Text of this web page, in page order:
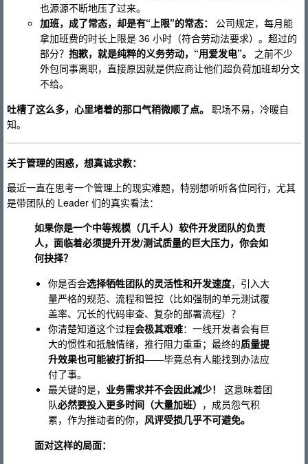
也源源不断地压了过来。
加班，成了常态，却是有“上限”的常态：
公司规定，每月能
拿加班费的时长上限是 36 小时（符合劳动法要求）。超过的
部分？ 抱歉，就是纯粹的义务劳动，“用爱发电”。
之前不少
外包同事离职，直接原因就是供应商让他们超负荷加班却分文
不给。
吐槽了这么多，心里堵着的那口气稍微顺了点。 职场不易，冷暖自
知。
关于管理的困惑，想真诚求教：
最近一直在思考一个管理上的现实难题，特别想听听各位同行，尤其
是带团队的 Leader 们的真实看法：
如果你是一个中等规模（几千人）软件开发团队的负责
人，面临着必须提升开发/测试质量的巨大压力，你会如
何抉择？
你是否会选择牺牲团队的灵活性和开发速度，引入大
量严格的规范、流程和管控（比如强制的单元测试覆
盖率、冗长的代码审查、复杂的部署流程）？
你清楚知道这个过程会极其艰难：一线开发者会有巨
大的惯性和抵触情绪，推行阻力重重；最终的质量提
升效果也可能被打折扣——毕竟总有人能找到办法应
付了事。
最关键的是， 业务需求并不会因此减少！
这意味着团
队必然要投入更多时间（大量加班） ，成员怨气积
累，作为推动者的你， 风评受损几乎不可避免。
面对这样的局面：